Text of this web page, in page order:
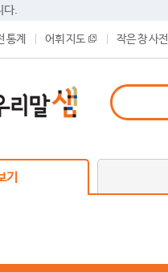
다.
통계 어휘 지도 작은 창 사전
기